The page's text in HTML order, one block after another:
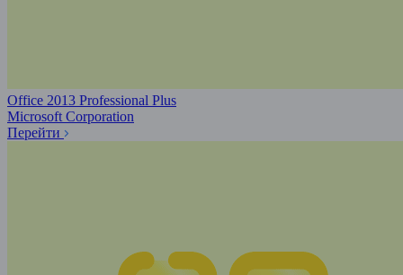
Office 2013 Professional Plus
Microsoft Corporation
Перейти